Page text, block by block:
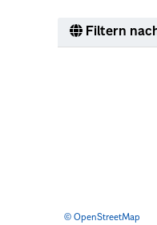
Filtern
© OpenStreetMap